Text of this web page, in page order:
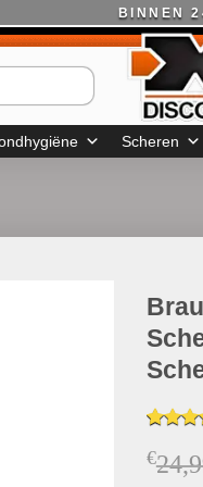
BINNEN
Scheren
3.78op
€